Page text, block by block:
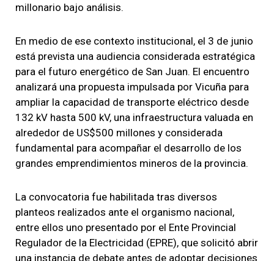
millonario bajo análisis.
En medio de ese contexto institucional, el 3 de junio
está prevista una audiencia considerada estratégica
para el futuro energético de San Juan. El encuentro
analizará una propuesta impulsada por Vicuña para
ampliar la capacidad de transporte eléctrico desde
132 kV hasta 500 kV, una infraestructura valuada en
alrededor de US$500 millones y considerada
fundamental para acompañar el desarrollo de los
grandes emprendimientos mineros de la provincia.
La convocatoria fue habilitada tras diversos
planteos realizados ante el organismo nacional,
entre ellos uno presentado por el Ente Provincial
Regulador de la Electricidad (EPRE), que solicitó abrir
una instancia de debate antes de adoptar decisiones